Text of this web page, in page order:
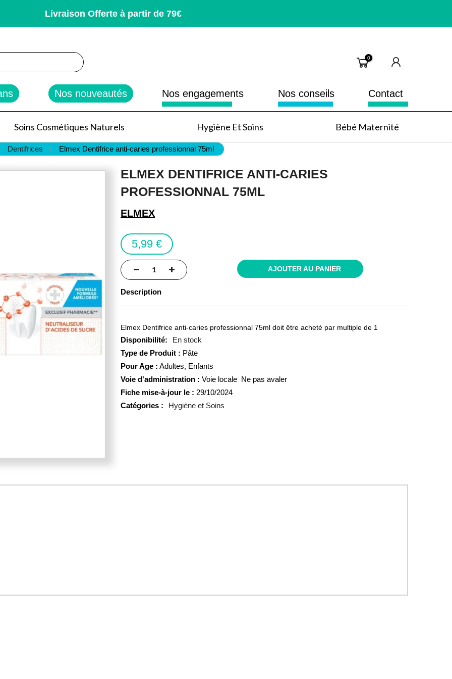
Livraison Offerte à partir de 79€
0
Nos nouveautés Nos engagements Nos conseils Contact
Soins Cosmétiques Naturels Hygiène Et Soins Bébé Maternité
Dentifrices Elmex Dentifrice anti-caries professionnal 75ml
ELMEX DENTIFRICE ANTI-CARIES
PROFESSIONNAL 75ML
ELMEX
5,99 €
AJOUTER AU PANIER
Description
Elmex Dentifrice anti-caries professionnal 75ml doit être acheté par multiple de 1
En stock
Type de Produit : Pâte
Pour Age : Adultes, Enfants
Voie d'administration : Voie locale  Ne pas avaler
Fiche mise-à-jour le : 29/10/2024
Catégories :
Hygiène et Soins